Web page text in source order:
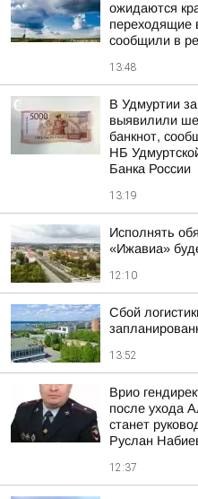
ожидаются
переходящие
сообщили в
13:48
В Удмуртии
выявилили
банкнот,
НБ
Банка России
13:19
Исполнять
«Ижавиа»
12:10
Сбой
13:52
Врио
после ухода
станет
Руслан
12:37